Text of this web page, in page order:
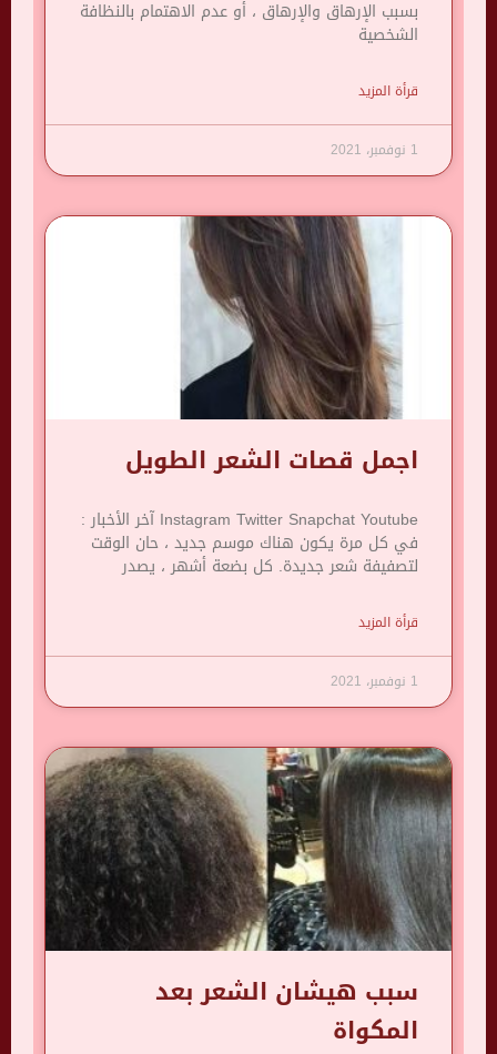
بسبب الإرهاق والإرهاق ، أو عدم الاهتمام بالنظافة
الشخصية
قرأة المزيد
1 نوفمبر، 2021
اجمل قصات الشعر الطويل
Instagram Twitter Snapchat Youtube آخر الأخبار :
في كل مرة يكون هناك موسم جديد ، حان الوقت
لتصفيفة شعر جديدة. كل بضعة أشهر ، يصدر
قرأة المزيد
1 نوفمبر، 2021
سبب هيشان الشعر بعد
المكواة